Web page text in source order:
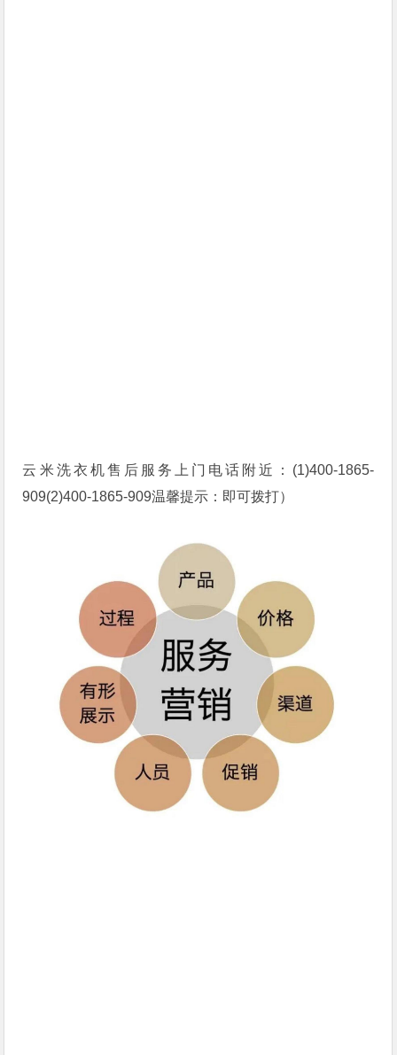
云米洗衣机售后服务上门电话附近：(1)400-1865-
909(2)400-1865-909温馨提示：即可拨打）